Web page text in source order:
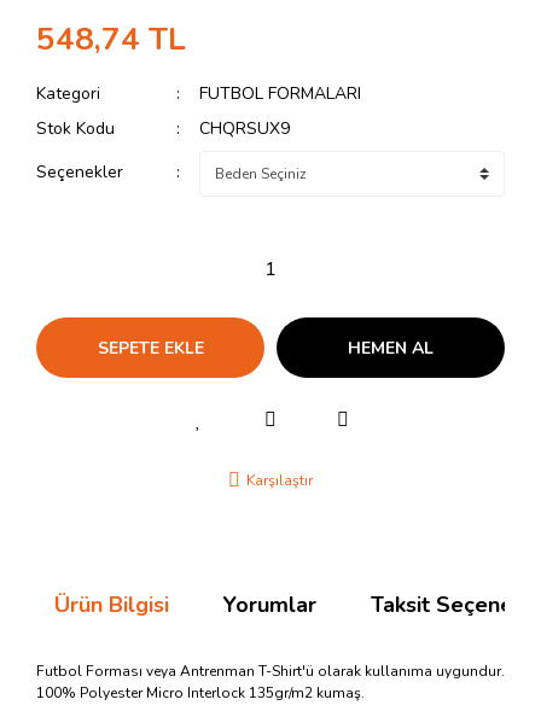
548,74 TL
Kategori
FUTBOL FORMALARI
Stok Kodu
CHQRSUX9
Seçenekler
SEPETE EKLE HEMEN AL
Karşılaştır
Ürün Bilgisi Yorumlar Taksit
Futbol Forması veya Antrenman T-Shirt'ü olarak kullanıma uygundur.
100% Polyester Micro Interlock 135gr/m2 kumaş.